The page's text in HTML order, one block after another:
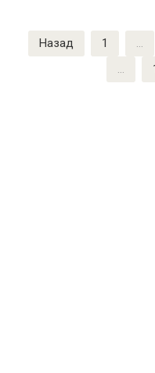
Пагінація
записів
Назад 1 …
…